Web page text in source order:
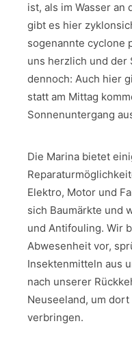
ist, als im Wasser an
gibt es hier
sogenannte cyclone
uns herzlich und der
dennoch: Auch hier
statt am Mittag
Sonnenuntergang
Die Marina bietet
Elektro, Motor und
sich Baumärkte und
und Antifouling. Wir
Abwesenheit vor,
Insektenmitteln aus
nach unserer
Neuseeland, um
verbringen.